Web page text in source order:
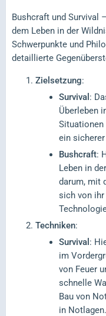
Bushcraft und Survival
dem Leben in der
Schwerpunkte und
detaillierte
Zielsetzung:
Survival :
Überleben
ein
Bushcraft:
Leben in
darum, mit
sich von ihr
Techniken:
Survival :
im
von Feuer
schnelle
Bau von
in Notlagen.